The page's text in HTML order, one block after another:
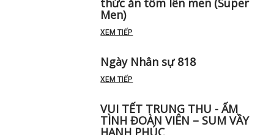
Men)
XEM TIẾP
Ngày Nhân sự 818
XEM TIẾP
VUI TẾT TRUNG THU - ẤM
TÌNH ĐOÀN VIÊN – SUM VẦY
HẠNH PHÚC